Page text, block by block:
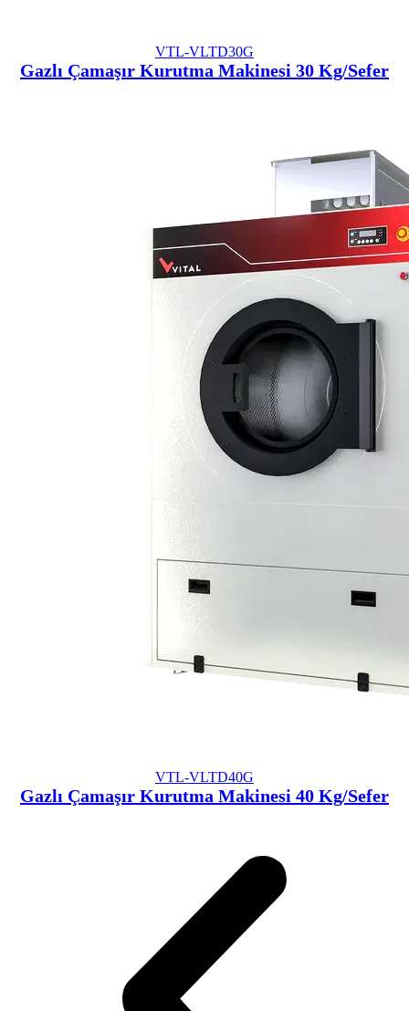
VTL-VLTD30G
Gazlı Çamaşır Kurutma Makinesi 30 Kg/Sefer
VTL-VLTD40G
Gazlı Çamaşır Kurutma Makinesi 40 Kg/Sefer